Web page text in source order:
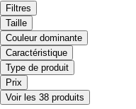
Filtres
Taille
Couleur dominante
Caractéristique
Type de produit
Prix
Voir les 38 produits